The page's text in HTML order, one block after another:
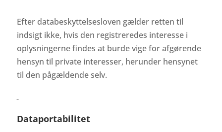
Efter databeskyttelsesloven gælder retten til
indsigt ikke, hvis den registreredes interesse i
oplysningerne findes at burde vige for afgørende
hensyn til private interesser, herunder hensynet
til den pågældende selv.
Dataportabilitet